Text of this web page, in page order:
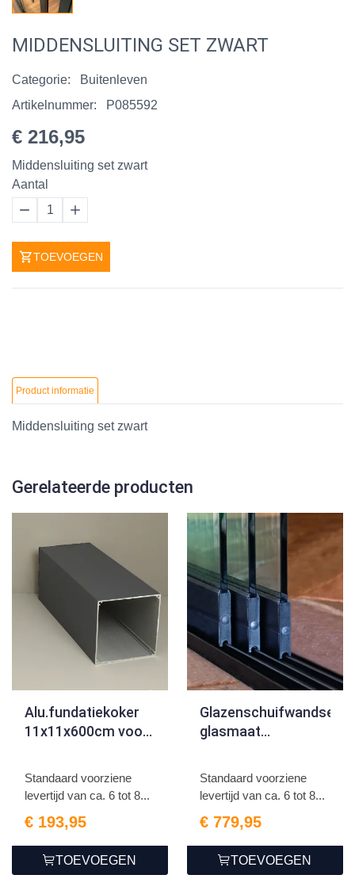
MIDDENSLUITING SET ZWART
Categorie:
Buitenleven
Artikelnummer:
P085592
€ 216,95
Middensluiting set zwart
Aantal
1
TOEVOEGEN
Product informatie
Middensluiting set zwart
Gerelateerde producten
Alu.fundatiekoker
11x11x600cm voor
Standaard voorziene
levertijd van ca. 6 tot 8...
€ 193,95
TOEVOEGEN
Glazenschuifwandset,
glasmaat
3-sporig zwart
Standaard voorziene
levertijd van ca. 6 tot 8...
€ 779,95
TOEVOEGEN